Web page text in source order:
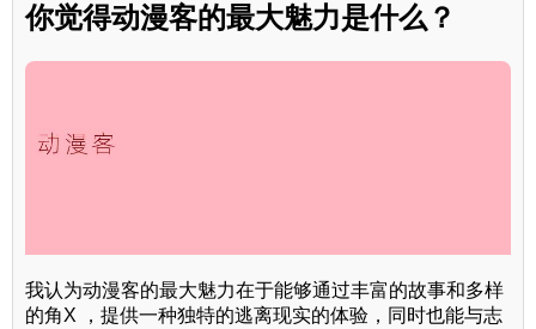
你觉得动漫客的最大魅力是什么？
我认为动漫客的最大魅力在于能够通过丰富的故事和多样
的角X ，提供一种独特的逃离现实的体验，同时也能与志